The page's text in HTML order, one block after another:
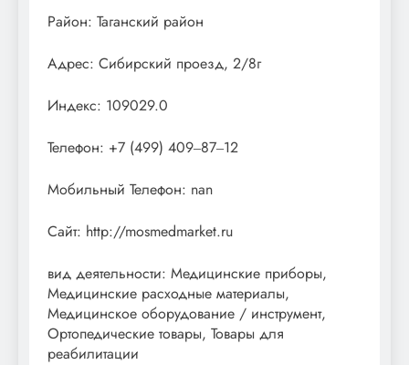
Район: Таганский район
Адрес: Сибирский проезд, 2/8г
Индекс: 109029.0
Телефон: +7 (499) 409‒87‒12
Мобильный Телефон: nan
Сайт: http://mosmedmarket.ru
вид деятельности: Медицинские приборы,
Медицинские расходные материалы,
Медицинское оборудование / инструмент,
Ортопедические товары, Товары для
реабилитации